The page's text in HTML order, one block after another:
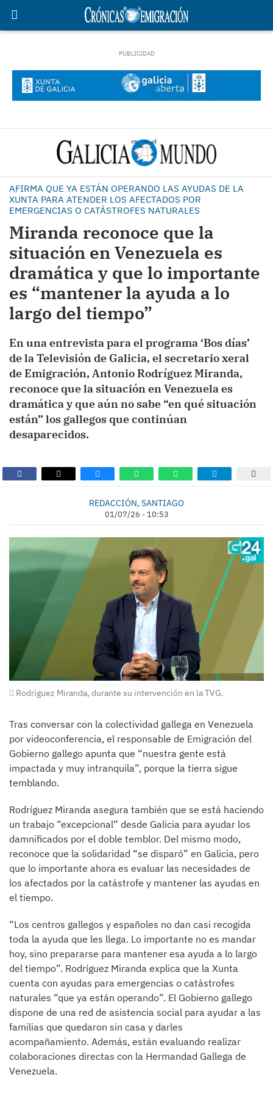
AFIRMA QUE YA ESTÁN OPERANDO LAS AYUDAS DE LA
XUNTA PARA ATENDER LOS AFECTADOS POR
EMERGENCIAS O CATÁSTROFES NATURALES
Miranda reconoce que la
situación en Venezuela es
dramática y que lo importante
es “mantener la ayuda a lo
largo del tiempo”
En una entrevista para el programa ‘Bos días’
de la Televisión de Galicia, el secretario xeral
de Emigración, Antonio Rodríguez Miranda,
reconoce que la situación en Venezuela es
dramática y que aún no sabe “en qué situación
están” los gallegos que continúan
desaparecidos.
REDACCIÓN, SANTIAGO
01/07/26 - 10:53
Rodríguez Miranda, durante su intervención en la TVG.
Tras conversar con la colectividad gallega en Venezuela
por videoconferencia, el responsable de Emigración del
Gobierno gallego apunta que “nuestra gente está
impactada y muy intranquila”, porque la tierra sigue
temblando.
Rodríguez Miranda asegura también que se está haciendo
un trabajo “excepcional” desde Galicia para ayudar los
damnificados por el doble temblor. Del mismo modo,
reconoce que la solidaridad “se disparó” en Galicia, pero
que lo importante ahora es evaluar las necesidades de
los afectados por la catástrofe y mantener las ayudas en
el tiempo.
“Los centros gallegos y españoles no dan casi recogida
toda la ayuda que les llega. Lo importante no es mandar
hoy, sino prepararse para mantener esa ayuda a lo largo
del tiempo”. Rodríguez Miranda explica que la Xunta
cuenta con ayudas para emergencias o catástrofes
naturales “que ya están operando”. El Gobierno gallego
dispone de una red de asistencia social para ayudar a las
familias que quedaron sin casa y darles
acompañamiento. Además, están evaluando realizar
colaboraciones directas con la Hermandad Gallega de
Venezuela.